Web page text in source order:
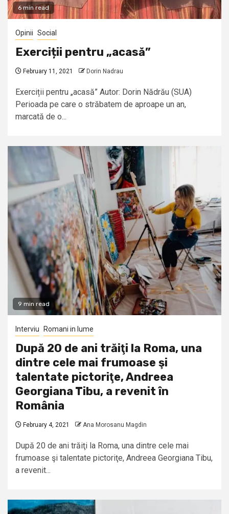
6 min read
Opinii Social
Exerciții pentru „acasă”
February 11, 2021 Dorin Nadrau
Exerciții pentru „acasă” Autor: Dorin Nădrău (SUA)
Perioada pe care o străbatem de aproape un an,
marcată de o...
9 min read
Interviu Romani in lume
După 20 de ani trăiţi la Roma, una
dintre cele mai frumoase şi
talentate pictoriţe, Andreea
Georgiana Tibu, a revenit în
România
February 4, 2021 Ana Morosanu Magdin
După 20 de ani trăiţi la Roma, una dintre cele mai
frumoase şi talentate pictoriţe, Andreea Georgiana Tibu,
a revenit...